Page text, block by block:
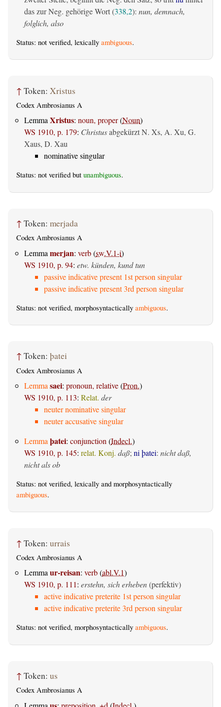
das zur Neg. gehörige Wort (338,2): nun, demnach,
folglich, also
Status: not verified, lexically ambiguous.
↑ Token: Xristus
Codex Ambrosianus A
LemmaXristus: noun, proper(Noun)
WS 1910, p. 179: Christusabgekürzt N. Xs, A. Xu, G.
Xaus, D. Xau
nominative singular
Status: not verified but unambiguous.
↑ Token: merjada
Codex Ambrosianus A
Lemma merjan: verb(sw.V.1-i)
WS 1910, p. 94: etw. künden, kund tun
passive indicative present 1st person singular
passive indicative present 3rd person singular
Status: not verified, morphosyntactically ambiguous.
↑ Token: þatei
Codex Ambrosianus A
Lemma saei: pronoun, relative(Pron.)
WS 1910, p. 113: Relat. der
neuter nominative singular
neuter accusative singular
Lemma þatei: conjunction (Indecl.)
WS 1910, p. 145: relat. Konj. daß; ni þatei: nicht daß,
nicht als ob
Status: not verified, lexically and morphosyntactically
ambiguous.
↑ Token: urrais
Codex Ambrosianus A
Lemmaur-reisan: verb(abl.V.1)
WS 1910, p. 111: erstehn, sich erheben(perfektiv)
active indicative preterite 1st person singular
active indicative preterite 3rd person singular
Status: not verified, morphosyntactically ambiguous.
↑ Token: us
Codex Ambrosianus A